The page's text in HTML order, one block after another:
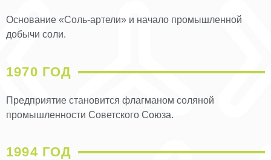
Основание «Соль-артели» и начало промышленной
добычи соли.
1970 ГОД
Предприятие становится флагманом соляной
промышленности Советского Союза.
1994 ГОД